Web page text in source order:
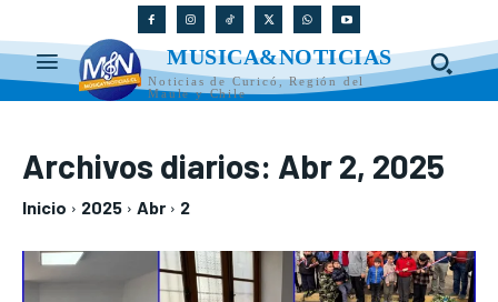
MUSICA&NOTICIAS
Noticias de Curicó, Región del
Maule y Chile
Archivos diarios: Abr 2, 2025
Inicio 2025 Abr 2